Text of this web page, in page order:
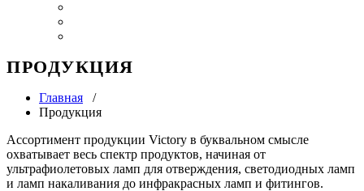
ПРОДУКЦИЯ
Главная /
Продукция
Ассортимент продукции Victory в буквальном смысле
охватывает весь спектр продуктов, начиная от
ультрафиолетовых ламп для отверждения, светодиодных ламп
и ламп накаливания до инфракрасных ламп и фитингов.